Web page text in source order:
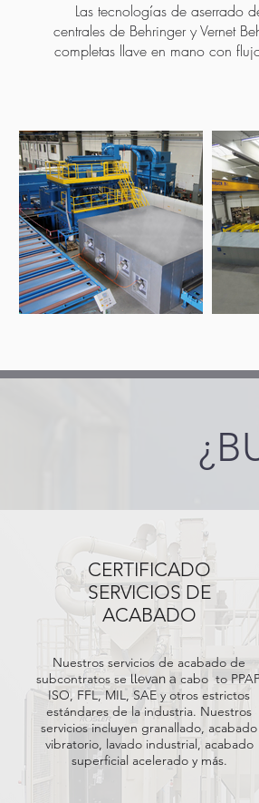
Las tecnologías de aserrado
centrales de Behringer y Vernet
completas llave en mano con
CERTIFICADO
SERVICIOS DE
ACABADO
Nuestros servicios de acabado de
subcontratos se llevan a cabo to
ISO, FFL, MIL, SAE y otros estrictos
estándares de la industria. Nuestros
servicios incluyen granallado, acabado
vibratorio, lavado industrial, acabado
superficial acelerado y más.